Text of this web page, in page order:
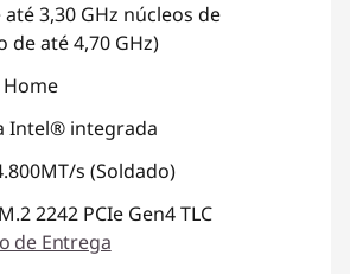
3,30 GHz núcleos de
de até 4,70 GHz)
Intel® integrada
s (Soldado)
2242 PCIe Gen4 TLC
de Entrega